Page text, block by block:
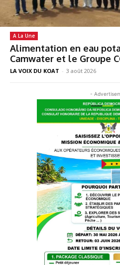
A La Une
Alimentation en eau
Camwater et le Groupe
LA VOIX DU KOAT - 3 août 2026
-